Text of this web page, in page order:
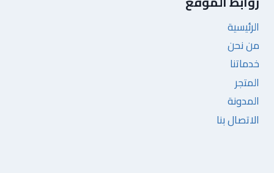
الرئيسية
من نحن
خدماتنا
المتجر
المدونة
الاتصال بنا